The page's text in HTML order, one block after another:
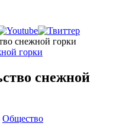
снежной горки
снежной
Общество